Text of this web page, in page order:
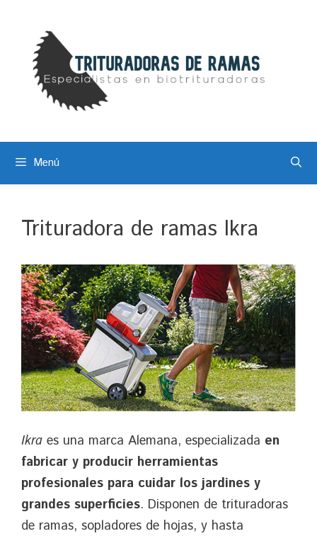
contenido
Menú
Trituradora de ramas Ikra
Ikra es una marca Alemana, especializada en
fabricar y producir herramientas
profesionales para cuidar los jardines y
grandes superficies. Disponen de trituradoras
de ramas, sopladores de hojas, y hasta